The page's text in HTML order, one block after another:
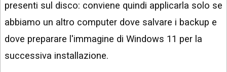
presenti sul disco: conviene quindi applicarla solo se
abbiamo un altro computer dove salvare i backup e
dove preparare l'immagine di Windows 11 per la
successiva installazione.